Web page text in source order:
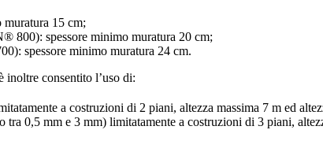
muratura 15 cm;
800): spessore minimo muratura 20 cm;
spessore minimo muratura 24 cm.
inoltre consentito l’uso di:
a costruzioni di 2 piani, altezza massima 7 m ed
tra 0,5 mm e 3 mm) limitatamente a costruzioni di 3 piani,